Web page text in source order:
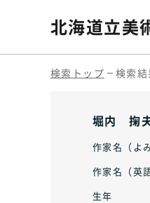
北海道立美
検索トップ 検索
堀内 掬
作家名（よみ
作家名（英語
生年